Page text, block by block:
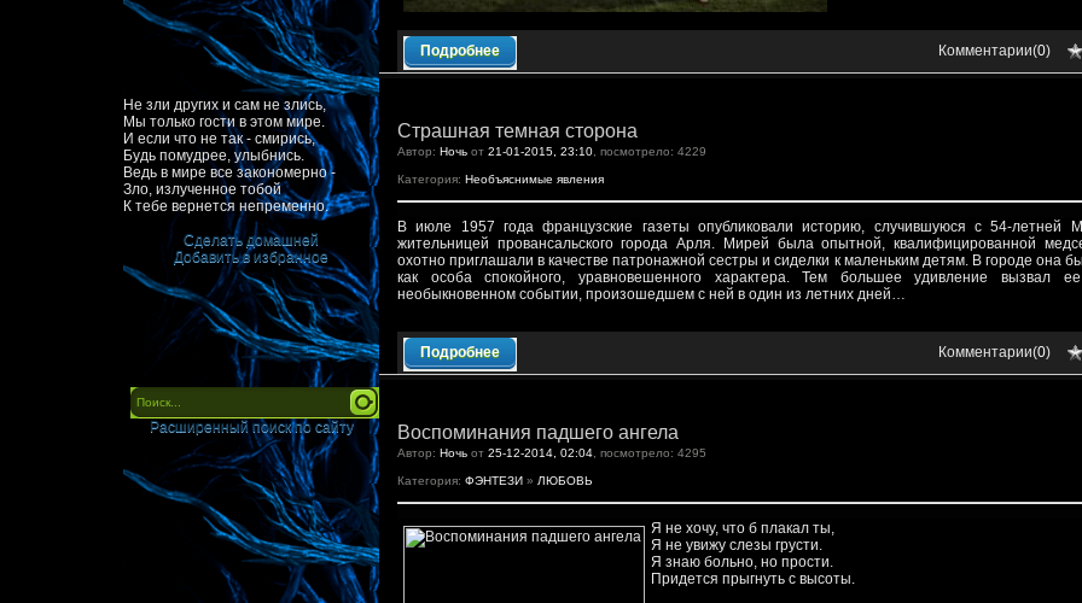
Не зли других и сам не злись,
Мы только гости в этом мире.
И если что не так - смирись,
Будь помудрее, улыбнись.
Ведь в мире все закономерно -
Зло, излученное тобой
К тебе вернется непременно.
Сделать домашней
|
Добавить в избранное
Расширенный поиск по сайту
Подробнее Комментарии(0)
Страшная темная сторона
Автор: Ночь от 21-01-2015, 23:10 , посмотрело: 4229
Категория: Необъяснимые явления
В июле 1957 года французские газеты опубликовали историю, случившуюся с 54-летней
жительницей провансальского города Арля. Мирей была опытной, квалифицированной
охотно приглашали в качестве патронажной сестры и сиделки к маленьким детям. В городе она
как особа спокойного, уравновешенного характера. Тем большее удивление вызвал
необыкновенном событии, произошедшем с ней в один из летних дней…
Подробнее Комментарии(0)
Воспоминания падшего ангела
Автор: Ночь от 25-12-2014, 02:04 , посмотрело: 4295
Категория: ФЭНТЕЗИ » ЛЮБОВЬ
Я не хочу, что б плакал ты,
Я не увижу слезы грусти.
Я знаю больно, но прости.
Придется прыгнуть с высоты.